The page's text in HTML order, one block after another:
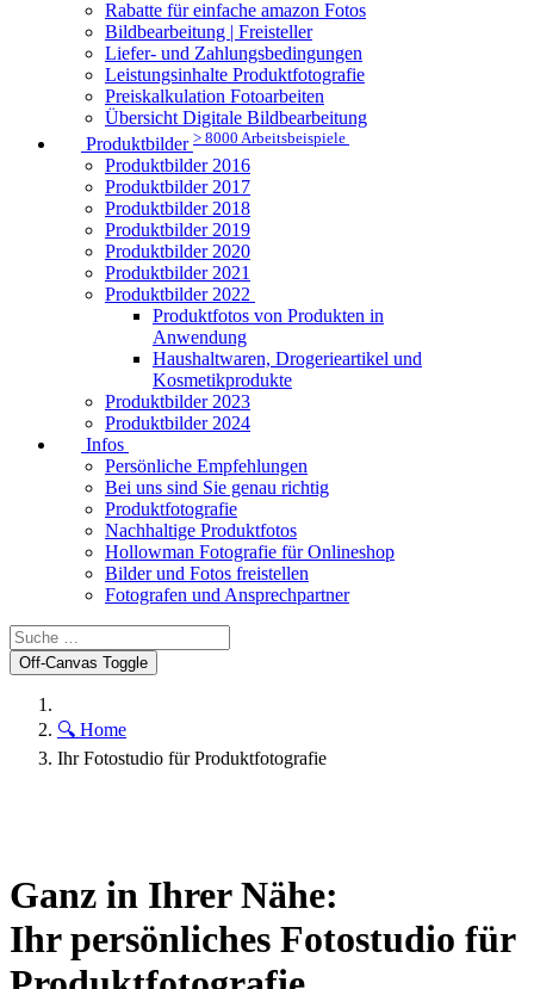
Rabatte für einfache amazon Fotos
Bildbearbeitung | Freisteller
Liefer- und Zahlungsbedingungen
Leistungsinhalte Produktfotografie
Preiskalkulation Fotoarbeiten
Übersicht Digitale Bildbearbeitung
Produktbilder > 8000 Arbeitsbeispiele
Produktbilder 2016
Produktbilder 2017
Produktbilder 2018
Produktbilder 2019
Produktbilder 2020
Produktbilder 2021
Produktbilder 2022
Produktfotos von Produkten in
Anwendung
Haushaltwaren, Drogerieartikel und
Kosmetikprodukte
Produktbilder 2023
Produktbilder 2024
Infos
Persönliche Empfehlungen
Bei uns sind Sie genau richtig
Produktfotografie
Nachhaltige Produktfotos
Hollowman Fotografie für Onlineshop
Bilder und Fotos freistellen
Fotografen und Ansprechpartner
Off-Canvas Toggle
🔍 Home
Ihr Fotostudio für Produktfotografie
Ganz in Ihrer Nähe:
Ihr persönliches Fotostudio für